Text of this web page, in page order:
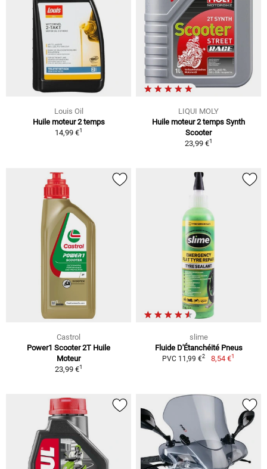
Louis Oil
Huile moteur 2 temps
14,99 €1
LIQUI MOLY
Huile moteur 2 temps Synth
Scooter
23,99 €1
Castrol
Power1 Scooter 2T Huile
Moteur
23,99 €1
slime
Fluide D'Étanchéité Pneus
PVC 11,99 €2 8,54 €1